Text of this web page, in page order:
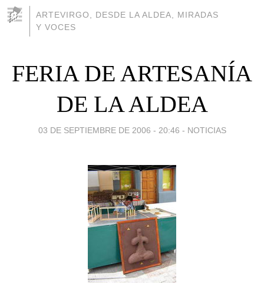
ARTEVIRGO, DESDE LA ALDEA, MIRADAS
Y VOCES
FERIA DE ARTESANÍA
DE LA ALDEA
03 DE SEPTIEMBRE DE 2006 - 20:46 - NOTICIAS